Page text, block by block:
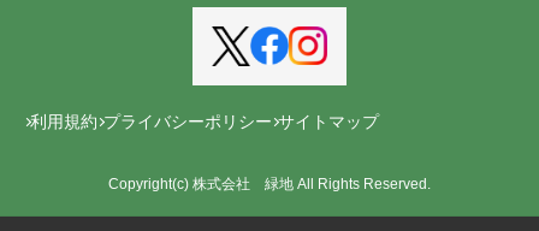
利用規約 プライバシーポリシー サイトマップ
Copyright(c) 株式会社 緑地 All Rights Reserved.